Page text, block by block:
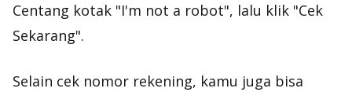
Centang kotak "I'm not a robot", lalu klik "Cek
Sekarang".
Selain cek nomor rekening, kamu juga bisa